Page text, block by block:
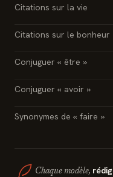
Citations sur la vie
Citations sur le bonheur
Conjuguer « être »
Conjuguer « avoir »
Synonymes de « faire »
Chaque modèle,